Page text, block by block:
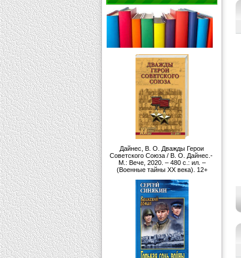
Дайнес, В. О. Дважды Герои
Советского Союза / В. О. Дайнес.-
М.: Вече, 2020. – 480 с.: ил. –
(Военные тайны ХХ века). 12+